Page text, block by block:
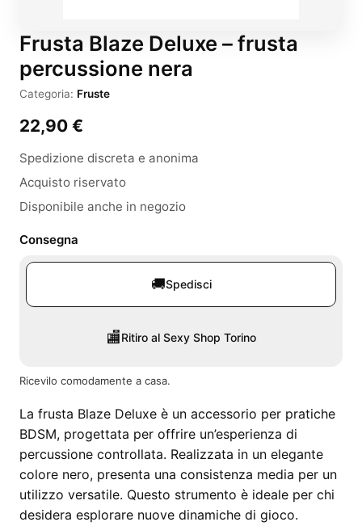
Frusta Blaze Deluxe – frusta
percussione nera
Categoria: Fruste
22,90 €
Spedizione discreta e anonima
Acquisto riservato
Disponibile anche in negozio
Consegna
🚚Spedisci
🏬Ritiro al Sexy Shop Torino
Ricevilo comodamente a casa.
La frusta Blaze Deluxe è un accessorio per pratiche
BDSM, progettata per offrire un’esperienza di
percussione controllata. Realizzata in un elegante
colore nero, presenta una consistenza media per un
utilizzo versatile. Questo strumento è ideale per chi
desidera esplorare nuove dinamiche di gioco.